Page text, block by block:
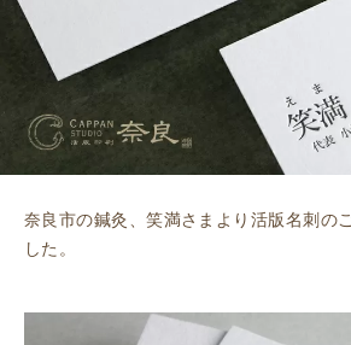
奈良市の鍼灸、笑満さまより活版名刺の
した。